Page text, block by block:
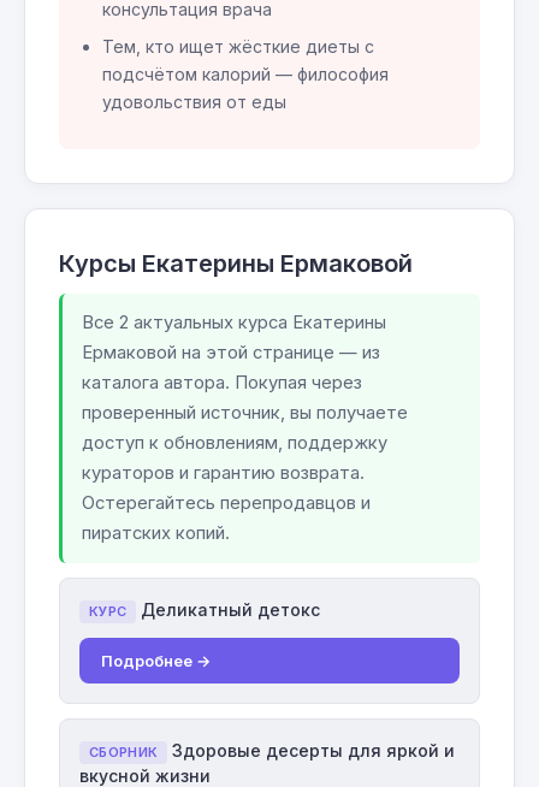
консультация врача
Тем, кто ищет жёсткие диеты с
подсчётом калорий — философия
удовольствия от еды
Курсы Екатерины Ермаковой
Все 2 актуальных курса Екатерины
Ермаковой на этой странице — из
каталога автора. Покупая через
проверенный источник, вы получаете
доступ к обновлениям, поддержку
кураторов и гарантию возврата.
Остерегайтесь перепродавцов и
пиратских копий.
КУРС Деликатный детокс
Подробнее →
СБОРНИК
Здоровые десерты для яркой и
вкусной жизни